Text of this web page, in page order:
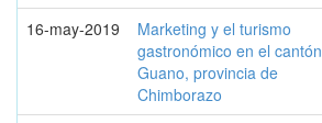
16-may-2019
Marketing y el turismo
gastronómico en el cantón
Guano, provincia de
Chimborazo